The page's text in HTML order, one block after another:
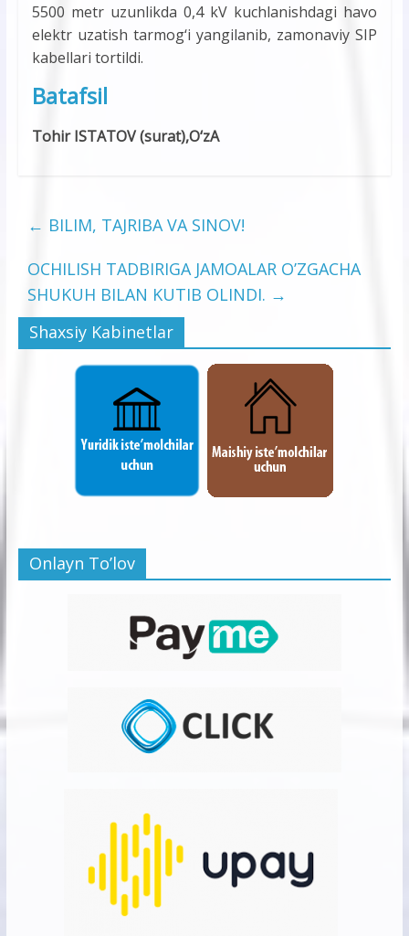
5500 metr uzunlikda 0,4 kV kuchlanishdagi havo
elektr uzatish tarmog‘i yangilanib, zamonaviy SIP
kabellari tortildi.
Batafsil
Tohir ISTATOV (surat),O‘zA
← BILIM, TAJRIBA VA SINOV!
OCHILISH TADBIRIGA JAMOALAR O’ZGACHA
SHUKUH BILAN KUTIB OLINDI. →
Shaxsiy Kabinetlar
Onlayn To’lov